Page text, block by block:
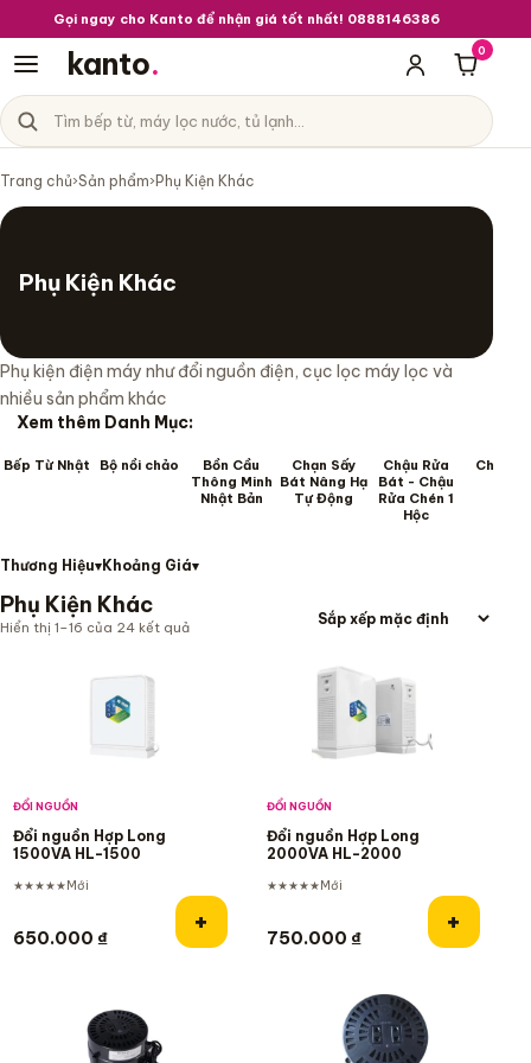
Gọi ngay cho Kanto để nhận giá tốt nhất! 0888146386
kanto.
Tìm sản phẩm
Danh mục sản phẩm
Giỏ
0
Trang chủ›Sản phẩm›Phụ Kiện Khác
Phụ Kiện Khác
Phụ kiện điện máy như đổi nguồn điện, cục lọc máy lọc và
nhiều sản phẩm khác
Xem thêm Danh Mục:
Bếp Từ Nhật Bộ nồi chảo
Bồn Cầu
Thông Minh
Nhật Bản
Chạn Sấy
Bát Nâng Hạ
Tự Động
Chậu Rửa
Bát - Chậu
Rửa Chén 1
Hộc
Chậu
Thương Hiệu Khoảng Giá
Phụ Kiện Khác
Hiển thị 1–16 của 24 kết quả
Danh sách sản phẩm
ĐỔI NGUỒN
Đổi nguồn Hợp Long
1500VA HL-1500
★★★★★Mới
650.000 ₫ +
Thêm vào giỏ hàng
ĐỔI NGUỒN
Đổi nguồn Hợp Long
2000VA HL-2000
★★★★★Mới
750.000 ₫ +
Thêm